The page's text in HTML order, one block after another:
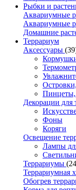
Рыбки и
Аквариумные
Аквариумные
Домашние
Террариум
Аксессуары
Пинцеты,
Декорации для
Фоны
Коряги
Освещение
Лампы
Террариумы
Террариумная
Обогрев